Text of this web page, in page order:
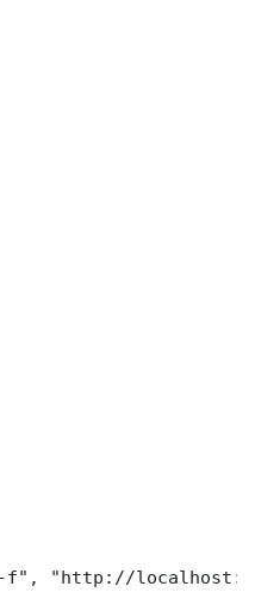
"http://